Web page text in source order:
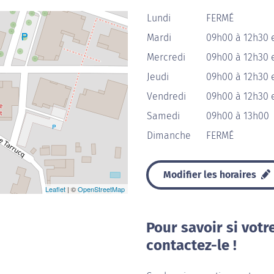
Leaflet | ©OpenStreetMap
Lundi
FERMÉ
Mardi
09h00 à 12h30
Mercredi
09h00 à 12h30
Jeudi
09h00 à 12h30
Vendredi
09h00 à 12h30
Samedi
09h00 à 13h00
Dimanche
FERMÉ
Modifier les horaires
Pour savoir si
contactez-le !